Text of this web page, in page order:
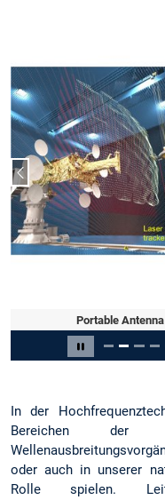
Carousel
Portable
Vorheriger Slide
Slide 2 von 15
In der
Bereichen der
oder auch in unserer
Rolle spielen.